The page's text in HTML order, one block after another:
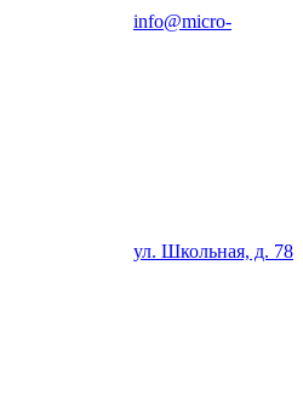
info@micro-
ул. Школьная, д. 78